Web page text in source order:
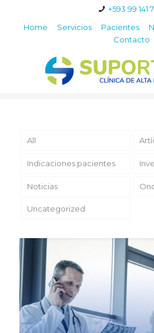
+593 99 141
Home
Servicios Pacientes
Contacto
All
Indicaciones pacientes
Noticias
Uncategorized